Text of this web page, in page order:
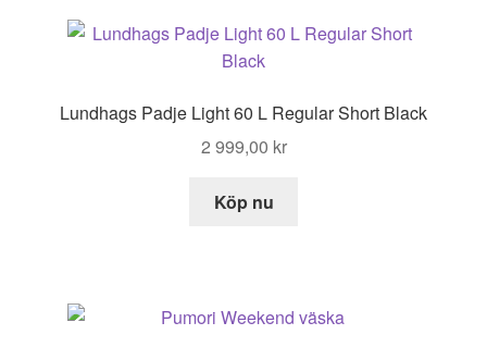
Lundhags Padje Light 60 L Regular Short Black
2 999,00 kr
Köp nu